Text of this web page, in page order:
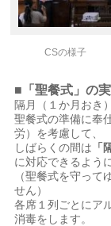
CSの様子
■「聖餐式」の
隔月（１か月おき
聖餐式の準備に奉
労）を考慮して、
しばらくの間は 「
に対応できるよう
（聖餐式を守っ
せん）
各席１列ごとにア
消毒をします。